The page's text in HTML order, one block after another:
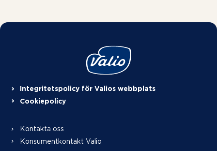
Integritetspolicy för Valios webbplats
Cookiepolicy
Kontakta oss
Konsumentkontakt Valio